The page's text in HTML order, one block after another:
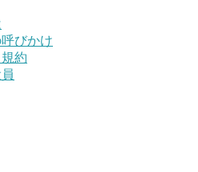
びかけ
約